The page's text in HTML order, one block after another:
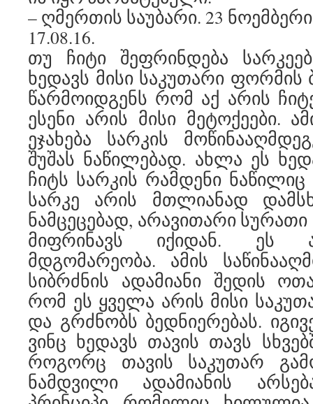
– ღმერთის საუბარი. 23
17.08.16.
თუ ჩიტი შეფრინდება
ხედავს მისი საკუთარი ფორმის
წარმოიდგენს რომ აქ არის
ესენი არის მისი მეტოქეები.
ეჯახება სარკის
შუშას ნაწილებად. ახლა ეს
ჩიტს სარკის რამდენი
სარკე არის მთლიანად
ნამცეცებად, არავითარი
მიფრინავს იქიდან. ეს
მდგომარეობა. ამის
სიბრძნის ადამიანი შედის
რომ ეს ყველა არის მისი
და გრძნობს ბედნიერებას.
ვინც ხედავს თავის თავს
როგორც თავის საკუთარ
ნამდვილი ადამიანის